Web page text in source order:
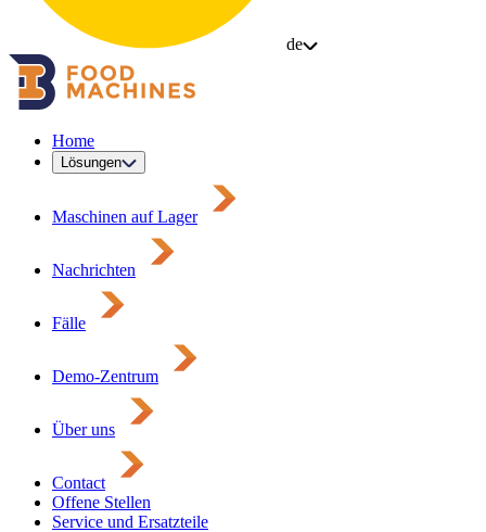
de
Home
Lösungen
Maschinen auf Lager
Nachrichten
Fälle
Demo-Zentrum
Über uns
Contact
Offene Stellen
Service und Ersatzteile